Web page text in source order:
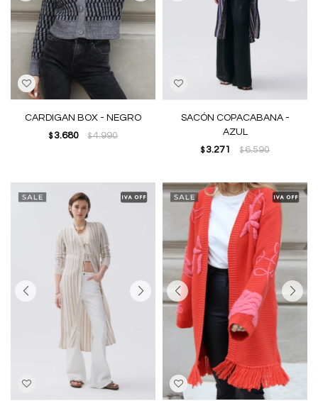
CARDIGAN BOX - NEGRO
$ 3.680 $4.990
SACÓN COPACABANA -
AZUL
$ 3.271 $6.590